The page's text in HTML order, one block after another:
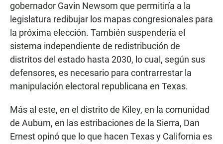
gobernador Gavin Newsom que permitiría a la
legislatura redibujar los mapas congresionales para
la próxima elección. También suspendería el
sistema independiente de redistribución de
distritos del estado hasta 2030, lo cual, según sus
defensores, es necesario para contrarrestar la
manipulación electoral republicana en Texas.
Más al este, en el distrito de Kiley, en la comunidad
de Auburn, en las estribaciones de la Sierra, Dan
Ernest opinó que lo que hacen Texas y California es